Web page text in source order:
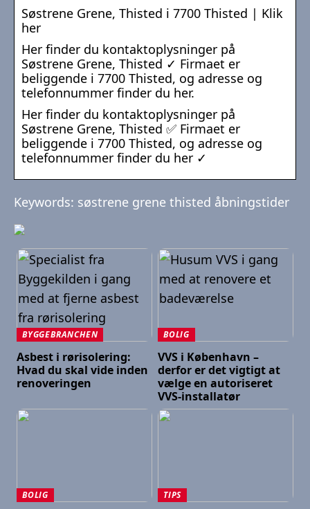
Søstrene Grene, Thisted i 7700 Thisted | Klik
her
Her finder du kontaktoplysninger på
Søstrene Grene, Thisted ✓ Firmaet er
beliggende i 7700 Thisted, og adresse og
telefonnummer finder du her.
Her finder du kontaktoplysninger på
Søstrene Grene, Thisted ✅ Firmaet er
beliggende i 7700 Thisted, og adresse og
telefonnummer finder du her ✓
Keywords: søstrene grene thisted åbningstider
BYGGEBRANCHEN
Asbest i rørisolering:
Hvad du skal vide inden
renoveringen
BOLIG
VVS i København –
derfor er det vigtigt at
vælge en autoriseret
VVS-installatør
BOLIG TIPS